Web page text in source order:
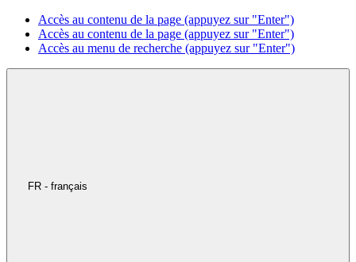
Accès au contenu de la page (appuyez sur "Enter")
Accès au contenu de la page (appuyez sur "Enter")
Accès au menu de recherche (appuyez sur "Enter")
FR - français